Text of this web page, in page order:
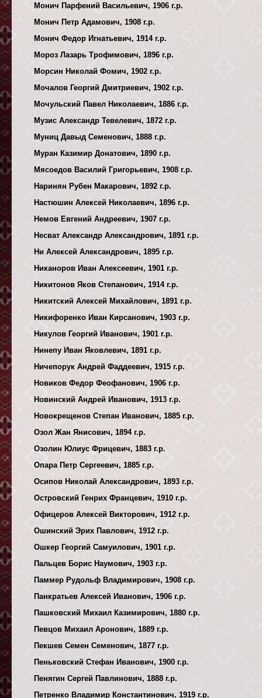
Монич Парфений Васильевич, 1906 г.р.
Монич Петр Адамович, 1908 г.р.
Монич Федор Игнатьевич, 1914 г.р.
Мороз Лазарь Трофимович, 1896 г.р.
Морсин Николай Фомич, 1902 г.р.
Мочалов Георгий Дмитриевич, 1902 г.р.
Мочульский Павел Николаевич, 1886 г.р.
Музис Александр Тевелевич, 1872 г.р.
Муниц Давыд Семенович, 1888 г.р.
Муран Казимир Донатович, 1890 г.р.
Мясоедов Василий Григорьевич, 1908 г.р.
Наринян Рубен Макарович, 1892 г.р.
Настюшин Алексей Николаевич, 1896 г.р.
Немов Евгений Андреевич, 1907 г.р.
Несват Александр Александрович, 1891 г.р.
Ни Алексей Александрович, 1895 г.р.
Никаноров Иван Алексеевич, 1901 г.р.
Никитонов Яков Степанович, 1914 г.р.
Никитский Алексей Михайлович, 1891 г.р.
Никифоренко Иван Кирсанович, 1903 г.р.
Никулов Георгий Иванович, 1901 г.р.
Нинепу Иван Яковлевич, 1891 г.р.
Ничепорук Андрей Фаддеевич, 1915 г.р.
Новиков Федор Феофанович, 1906 г.р.
Новинский Андрей Иванович, 1913 г.р.
Новокрещенов Степан Иванович, 1885 г.р.
Озол Жан Янисович, 1894 г.р.
Озолин Юлиус Фрицевич, 1883 г.р.
Опара Петр Сергеевич, 1885 г.р.
Осипов Николай Александрович, 1893 г.р.
Островский Генрих Францевич, 1910 г.р.
Офицеров Алексей Викторович, 1912 г.р.
Ошинский Эрих Павлович, 1912 г.р.
Ошкер Георгий Самуилович, 1901 г.р.
Пальцев Борис Наумович, 1903 г.р.
Паммер Рудольф Владимирович, 1908 г.р.
Панкратьев Алексей Иванович, 1906 г.р.
Пашковский Михаил Казимирович, 1880 г.р.
Певцов Михаил Аронович, 1889 г.р.
Пекшев Семен Семенович, 1877 г.р.
Пеньковский Стефан Иванович, 1900 г.р.
Пенягин Сергей Павлинович, 1888 г.р.
Петренко Владимир Константинович, 1919 г.р.